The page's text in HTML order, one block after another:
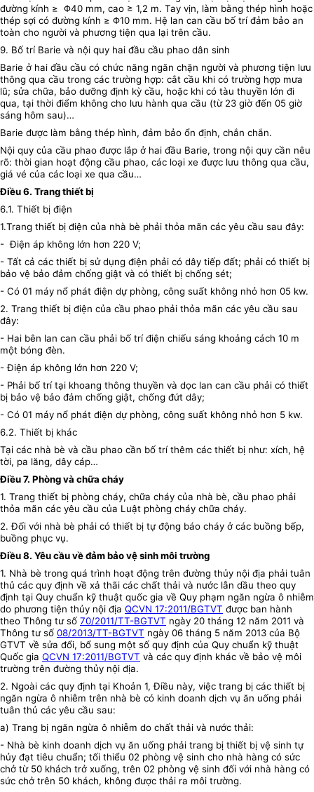
đường kính ≥ Φ40 mm, cao ≥ 1,2 m. Tay vịn, làm bằng thép hình hoặc
thép sợi có đường kính ≥ Φ10 mm. Hệ lan can cầu bố trí đảm bảo an
toàn cho người và phương tiện qua lại trên cầu.
9. Bố trí Barie và nội quy hai đầu cầu phao dân sinh
Barie ở hai đầu cầu có chức năng ngăn chặn người và phương tiện lưu
thông qua cầu trong các trường hợp: cắt cầu khi có trường hợp mưa
lũ; sửa chữa, bảo dưỡng định kỳ cầu, hoặc khi có tàu thuyền lớn đi
qua, tại thời điểm không cho lưu hành qua cầu (từ 23 giờ đến 05 giờ
sáng hôm sau)…
Barie được làm bằng thép hình, đảm bảo ổn định, chắn chắn.
Nội quy của cầu phao được lắp ở hai đầu Barie, trong nội quy cần nêu
rõ: thời gian hoạt động cầu phao, các loại xe được lưu thông qua cầu,
giá vé của các loại xe qua cầu…
Điều 6. Trang thiết bị
6.1. Thiết bị điện
1.Trang thiết bị điện của nhà bè phải thỏa mãn các yêu cầu sau đây:
- Điện áp không lớn hơn 220 V;
- Tất cả các thiết bị sử dụng điện phải có dây tiếp đất; phải có thiết bị
bảo vệ bảo đảm chống giật và có thiết bị chống sét;
- Có 01 máy nổ phát điện dự phòng, công suất không nhỏ hơn 05 kw.
2. Trang thiết bị điện của cầu phao phải thỏa mãn các yêu cầu sau
đây:
- Hai bên lan can cầu phải bố trí điện chiếu sáng khoảng cách 10 m
một bóng đèn.
- Điện áp không lớn hơn 220 V;
- Phải bố trí tại khoang thông thuyền và dọc lan can cầu phải có thiết
bị bảo vệ bảo đảm chống giật, chống đứt dây;
- Có 01 máy nổ phát điện dự phòng, công suất không nhỏ hơn 5 kw.
6.2. Thiết bị khác
Tại các nhà bè và cầu phao cần bố trí thêm các thiết bị như: xích, hệ
tời, pa lăng, dây cáp…
Điều 7. Phòng và chữa cháy
1. Trang thiết bị phòng cháy, chữa cháy của nhà bè, cầu phao phải
thỏa mãn các yêu cầu của Luật phòng cháy chữa cháy.
2. Đối với nhà bè phải có thiết bị tự động báo cháy ở các buồng bếp,
buồng phục vụ.
Điều 8. Yêu cầu về đảm bảo vệ sinh môi trường
1. Nhà bè trong quá trình hoạt động trên đường thủy nội địa phải tuân
thủ các quy định về xả thãi các chất thải và nước lẫn dầu theo quy
định tại Quy chuẩn kỹ thuật quốc gia về Quy phạm ngăn ngừa ô nhiễm
do phương tiện thủy nội địa QCVN 17:2011/BGTVT được ban hành
theo Thông tư số 70/2011/TT-BGTVT ngày 20 tháng 12 năm 2011 và
Thông tư số 08/2013/TT-BGTVT ngày 06 tháng 5 năm 2013 của Bộ
GTVT về sửa đổi, bổ sung một số quy định của Quy chuẩn kỹ thuật
Quốc gia QCVN 17:2011/BGTVT và các quy định khác về bảo vệ môi
trường trên đường thủy nội địa.
2. Ngoài các quy định tại Khoản 1, Điều này, việc trang bị các thiết bị
ngăn ngừa ô nhiễm trên nhà bè có kinh doanh dịch vụ ăn uống phải
tuân thủ các yêu cầu sau:
a) Trang bị ngăn ngừa ô nhiễm do chất thải và nước thải:
- Nhà bè kinh doanh dịch vụ ăn uống phải trang bị thiết bị vệ sinh tự
hủy đạt tiêu chuẩn; tối thiểu 02 phòng vệ sinh cho nhà hàng có sức
chở từ 50 khách trở xuống, trên 02 phòng vệ sinh đối với nhà hàng có
sức chở trên 50 khách, không được thải ra môi trường.